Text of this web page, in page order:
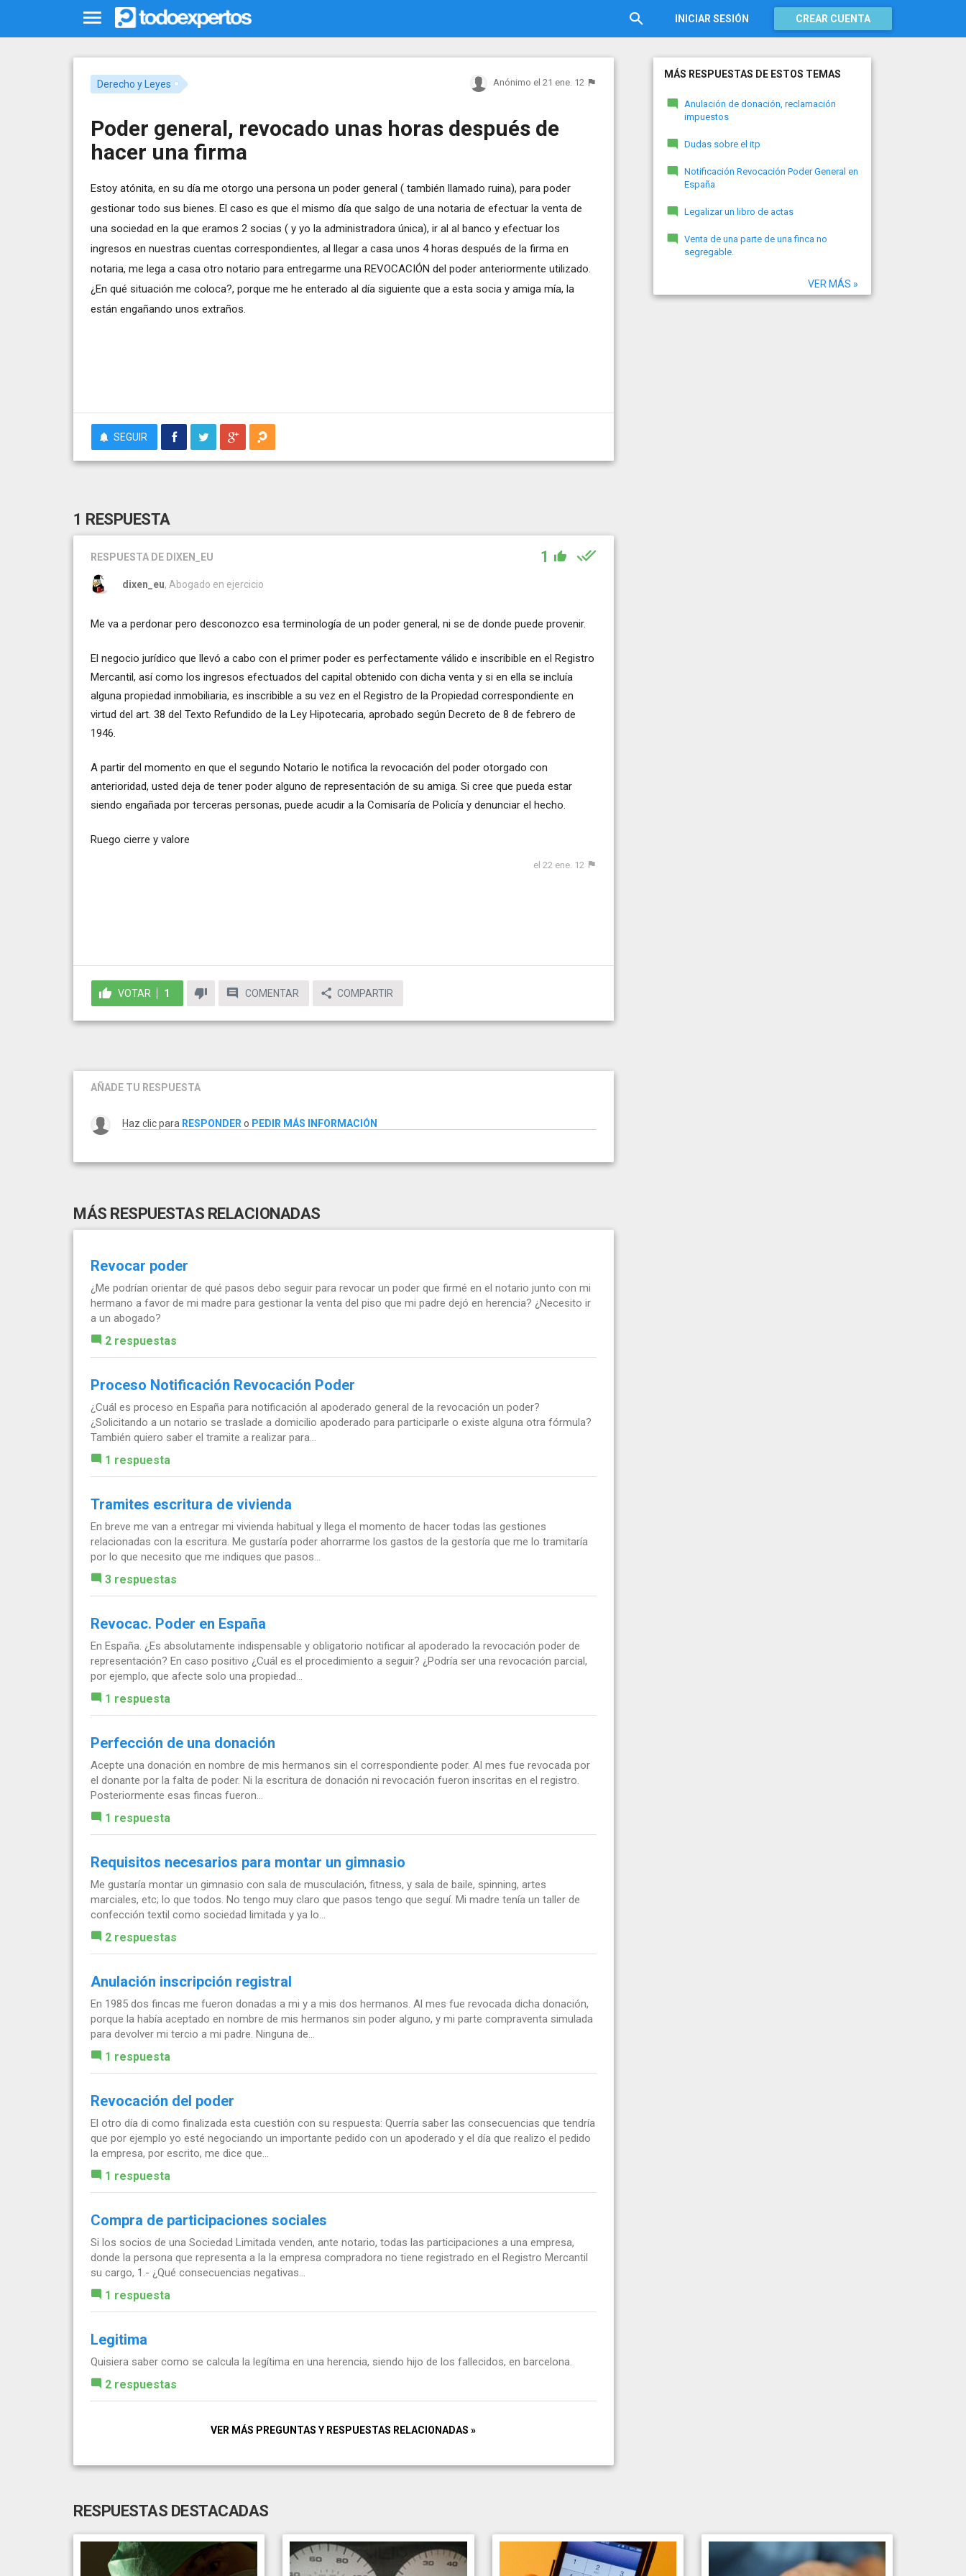
INICIAR SESIÓN CREAR CUENTA
Derecho y Leyes Anónimo el 21 ene. 12
Poder general, revocado unas horas después de
hacer una firma
Estoy atónita, en su día me otorgo una persona un poder general ( también llamado ruina), para poder
gestionar todo sus bienes. El caso es que el mismo día que salgo de una notaria de efectuar la venta de
una sociedad en la que eramos 2 socias ( y yo la administradora única), ir al al banco y efectuar los
ingresos en nuestras cuentas correspondientes, al llegar a casa unos 4 horas después de la firma en
notaria, me lega a casa otro notario para entregarme una REVOCACIÓN del poder anteriormente utilizado.
¿En qué situación me coloca?, porque me he enterado al día siguiente que a esta socia y amiga mía, la
están engañando unos extraños.
SEGUIR
1 RESPUESTA
RESPUESTA DE DIXEN_EU 1
dixen_eu, Abogado en ejercicio
Me va a perdonar pero desconozco esa terminología de un poder general, ni se de donde puede provenir.
El negocio jurídico que llevó a cabo con el primer poder es perfectamente válido e inscribible en el Registro
Mercantil, así como los ingresos efectuados del capital obtenido con dicha venta y si en ella se incluía
alguna propiedad inmobiliaria, es inscribible a su vez en el Registro de la Propiedad correspondiente en
virtud del art. 38 del Texto Refundido de la Ley Hipotecaria, aprobado según Decreto de 8 de febrero de
1946.
A partir del momento en que el segundo Notario le notifica la revocación del poder otorgado con
anterioridad, usted deja de tener poder alguno de representación de su amiga. Si cree que pueda estar
siendo engañada por terceras personas, puede acudir a la Comisaría de Policía y denunciar el hecho.
Ruego cierre y valore
el 22 ene. 12
VOTAR 1 COMENTAR COMPARTIR
AÑADE TU RESPUESTA
Haz clic para RESPONDER o PEDIR MÁS INFORMACIÓN
MÁS RESPUESTAS RELACIONADAS
Revocar poder
¿Me podrían orientar de qué pasos debo seguir para revocar un poder que firmé en el notario junto con mi
hermano a favor de mi madre para gestionar la venta del piso que mi padre dejó en herencia? ¿Necesito ir
a un abogado?
2 respuestas
Proceso Notificación Revocación Poder
¿Cuál es proceso en España para notificación al apoderado general de la revocación un poder?
¿Solicitando a un notario se traslade a domicilio apoderado para participarle o existe alguna otra fórmula?
También quiero saber el tramite a realizar para...
1 respuesta
Tramites escritura de vivienda
En breve me van a entregar mi vivienda habitual y llega el momento de hacer todas las gestiones
relacionadas con la escritura. Me gustaría poder ahorrarme los gastos de la gestoría que me lo tramitaría
por lo que necesito que me indiques que pasos...
3 respuestas
Revocac. Poder en España
En España. ¿Es absolutamente indispensable y obligatorio notificar al apoderado la revocación poder de
representación? En caso positivo ¿Cuál es el procedimiento a seguir? ¿Podría ser una revocación parcial,
por ejemplo, que afecte solo una propiedad...
1 respuesta
Perfección de una donación
Acepte una donación en nombre de mis hermanos sin el correspondiente poder. Al mes fue revocada por
el donante por la falta de poder. Ni la escritura de donación ni revocación fueron inscritas en el registro.
Posteriormente esas fincas fueron...
1 respuesta
Requisitos necesarios para montar un gimnasio
Me gustaría montar un gimnasio con sala de musculación, fitness, y sala de baile, spinning, artes
marciales, etc; lo que todos. No tengo muy claro que pasos tengo que seguí. Mi madre tenía un taller de
confección textil como sociedad limitada y ya lo...
2 respuestas
Anulación inscripción registral
En 1985 dos fincas me fueron donadas a mi y a mis dos hermanos. Al mes fue revocada dicha donación,
porque la había aceptado en nombre de mis hermanos sin poder alguno, y mi parte compraventa simulada
para devolver mi tercio a mi padre. Ninguna de...
1 respuesta
Revocación del poder
El otro día di como finalizada esta cuestión con su respuesta: Querría saber las consecuencias que tendría
que por ejemplo yo esté negociando un importante pedido con un apoderado y el día que realizo el pedido
la empresa, por escrito, me dice que...
1 respuesta
Compra de participaciones sociales
Si los socios de una Sociedad Limitada venden, ante notario, todas las participaciones a una empresa,
donde la persona que representa a la la empresa compradora no tiene registrado en el Registro Mercantil
su cargo, 1.- ¿Qué consecuencias negativas...
1 respuesta
Legitima
Quisiera saber como se calcula la legítima en una herencia, siendo hijo de los fallecidos, en barcelona.
2 respuestas
VER MÁS PREGUNTAS Y RESPUESTAS RELACIONADAS »
MÁS RESPUESTAS DE ESTOS TEMAS
Anulación de donación, reclamación
impuestos
Dudas sobre el itp
Notificación Revocación Poder General en
España
Legalizar un libro de actas
Venta de una parte de una finca no
segregable.
VER MÁS »
RESPUESTAS DESTACADAS